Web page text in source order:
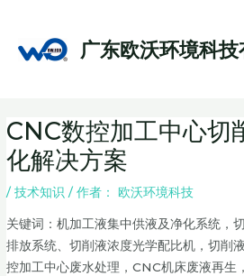
广东欧沃环境科技
CNC数控加工中心切
化解决方案
/技术知识 / 作者： 欧沃环境科技
关键词：机加工液集中供液及净化系统，
排放系统、切削液浓度光学配比机，切削
控加工中心废水处理，CNC机床废液再生
navigation